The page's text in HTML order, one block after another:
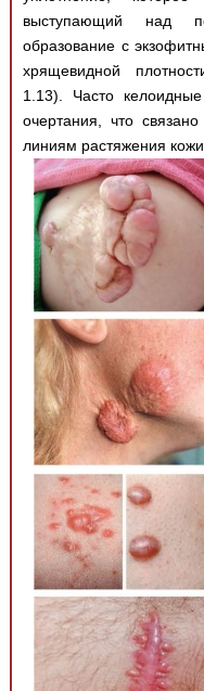
выступающий над
образование с
хрящевидной
1.13). Часто
очертания, что
линиям растяжения